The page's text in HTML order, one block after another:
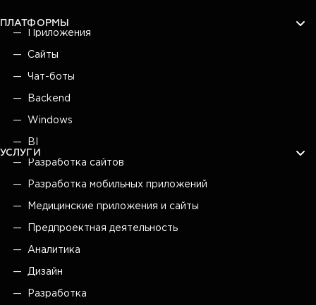
ПЛАТФОРМЫ
Приложения
Сайты
Чат-боты
Backend
Windows
BI
УСЛУГИ
Разработка сайтов
Разработка мобильных приложений
Медицинские приложения и сайты
Предпроектная деятельность
Аналитика
Дизайн
Разработка